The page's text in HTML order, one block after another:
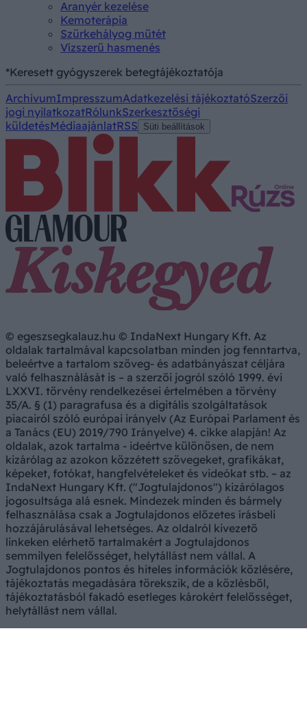
Aranyér kezelése
Kemoterápia
Szürkehályog műtét
Vízszerű hasmenés
*Keresett gyógyszerek betegtájékoztatója
ArchívumImpresszumAdatkezelési tájékoztatóSzerzői
jogi nyilatkozatRólunkSzerkesztőségi
küldetésMédiaajánlatRSS Süti beállítások
© egeszsegkalauz.hu © IndaNext Hungary Kft. Az
oldalak tartalmával kapcsolatban minden jog fenntartva,
beleértve a tartalom szöveg- és adatbányászat céljára
való felhasználását is – a szerzői jogról szóló 1999. évi
LXXVI. törvény rendelkezései értelmében a törvény
35/A. § (1) paragrafusa és a digitális szolgáltatások
piacairól szóló európai irányelv (Az Európai Parlament és
a Tanács (EU) 2019/790 Irányelve) 4. cikke alapján! Az
oldalak, azok tartalma - ideértve különösen, de nem
kizárólag az azokon közzétett szövegeket, grafikákat,
képeket, fotókat, hangfelvételeket és videókat stb. – az
IndaNext Hungary Kft. ("Jogtulajdonos") kizárólagos
jogosultsága alá esnek. Mindezek minden és bármely
felhasználása csak a Jogtulajdonos előzetes írásbeli
hozzájárulásával lehetséges. Az oldalról kivezető
linkeken elérhető tartalmakért a Jogtulajdonos
semmilyen felelősséget, helytállást nem vállal. A
Jogtulajdonos pontos és hiteles információk közlésére,
tájékoztatás megadására törekszik, de a közlésből,
tájékoztatásból fakadó esetleges károkért felelősséget,
helytállást nem vállal.